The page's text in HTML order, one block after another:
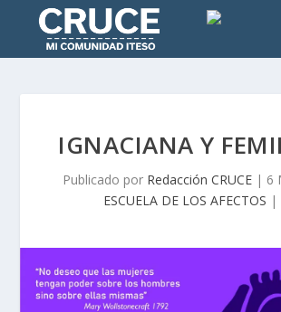
IGNACIANA Y
Publicado por Redacción CRUCE| 6
ESCUELA DE LOS AFECTOS |